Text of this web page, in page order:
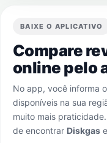
BAIXE O APLICATIVO
Compare
online pelo
No app, você informa
disponíveis na sua
muito mais
de encontrar Diskgas